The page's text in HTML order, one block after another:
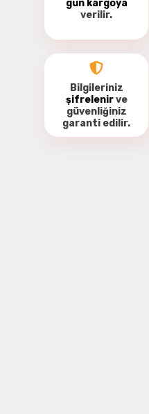
gün kargoya
verilir.
Bilgileriniz
şifrelenirve
güvenliğiniz
garanti edilir.